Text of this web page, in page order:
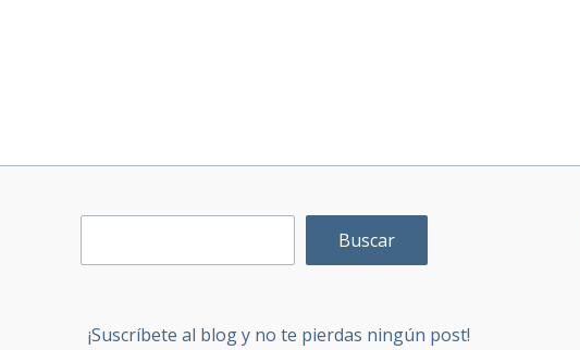
Buscar
¡Suscríbete al blog y no te pierdas ningún post!